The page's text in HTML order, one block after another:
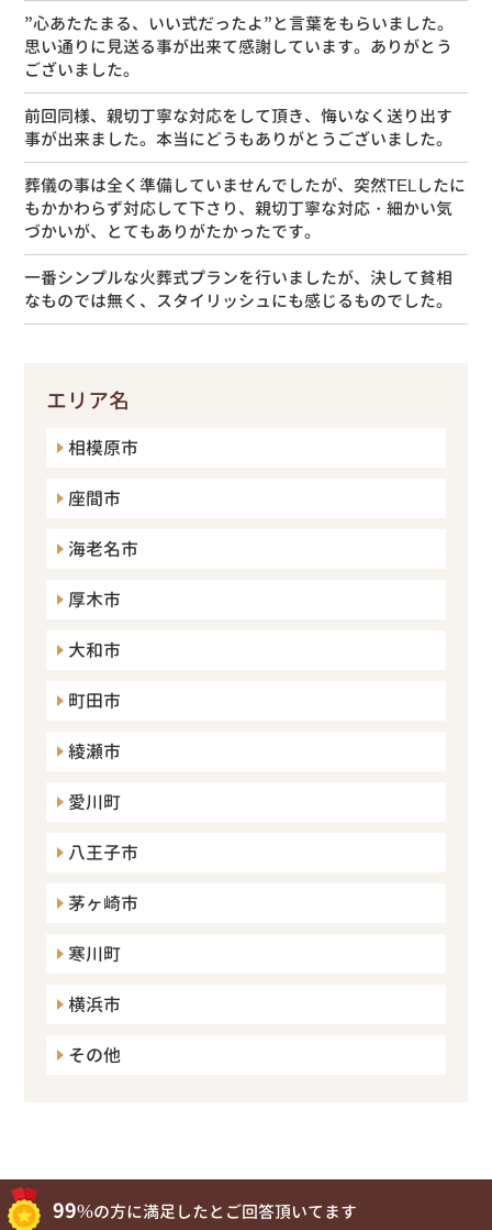
”心あたたまる、いい式だったよ”と言葉をもらいました。
思い通りに見送る事が出来て感謝しています。ありがとう
ございました。
前回同様、親切丁寧な対応をして頂き、悔いなく送り出す
事が出来ました。本当にどうもありがとうございました。
葬儀の事は全く準備していませんでしたが、突然TELしたに
もかかわらず対応して下さり、親切丁寧な対応・細かい気
づかいが、とてもありがたかったです。
一番シンプルな火葬式プランを行いましたが、決して貧相
なものでは無く、スタイリッシュにも感じるものでした。
エリア名
相模原市
座間市
海老名市
厚木市
大和市
町田市
綾瀬市
愛川町
八王子市
茅ヶ崎市
寒川町
横浜市
その他
99%の方に満足したとご回答頂いてます